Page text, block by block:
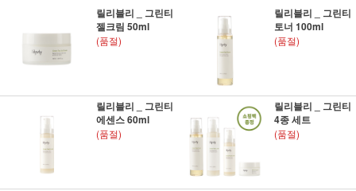
릴리블리 _ 그린티
젤크림 50ml
(품절)
릴리블리 _ 그린티
토너 100ml
(품절)
릴리블리 _ 그린티
에센스 60ml
(품절)
릴리블리 _ 그린티
4종 세트
(품절)